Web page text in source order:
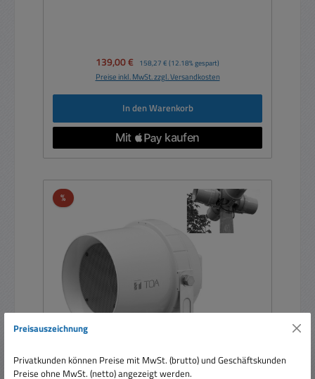
Verkaufspreis:
139,00 € Regulärer Preis:
158,27 € (12.18% gespart)
Preise inkl. MwSt. zzgl. Versandkosten
In den Warenkorb
%Rabatt
Soundprojektor CS64 mit Bügel ELA 100V 12W
Preisauszeichnung
Privatkunden können Preise mit MwSt. (brutto) und Geschäftskunden
Preise ohne MwSt. (netto) angezeigt werden.